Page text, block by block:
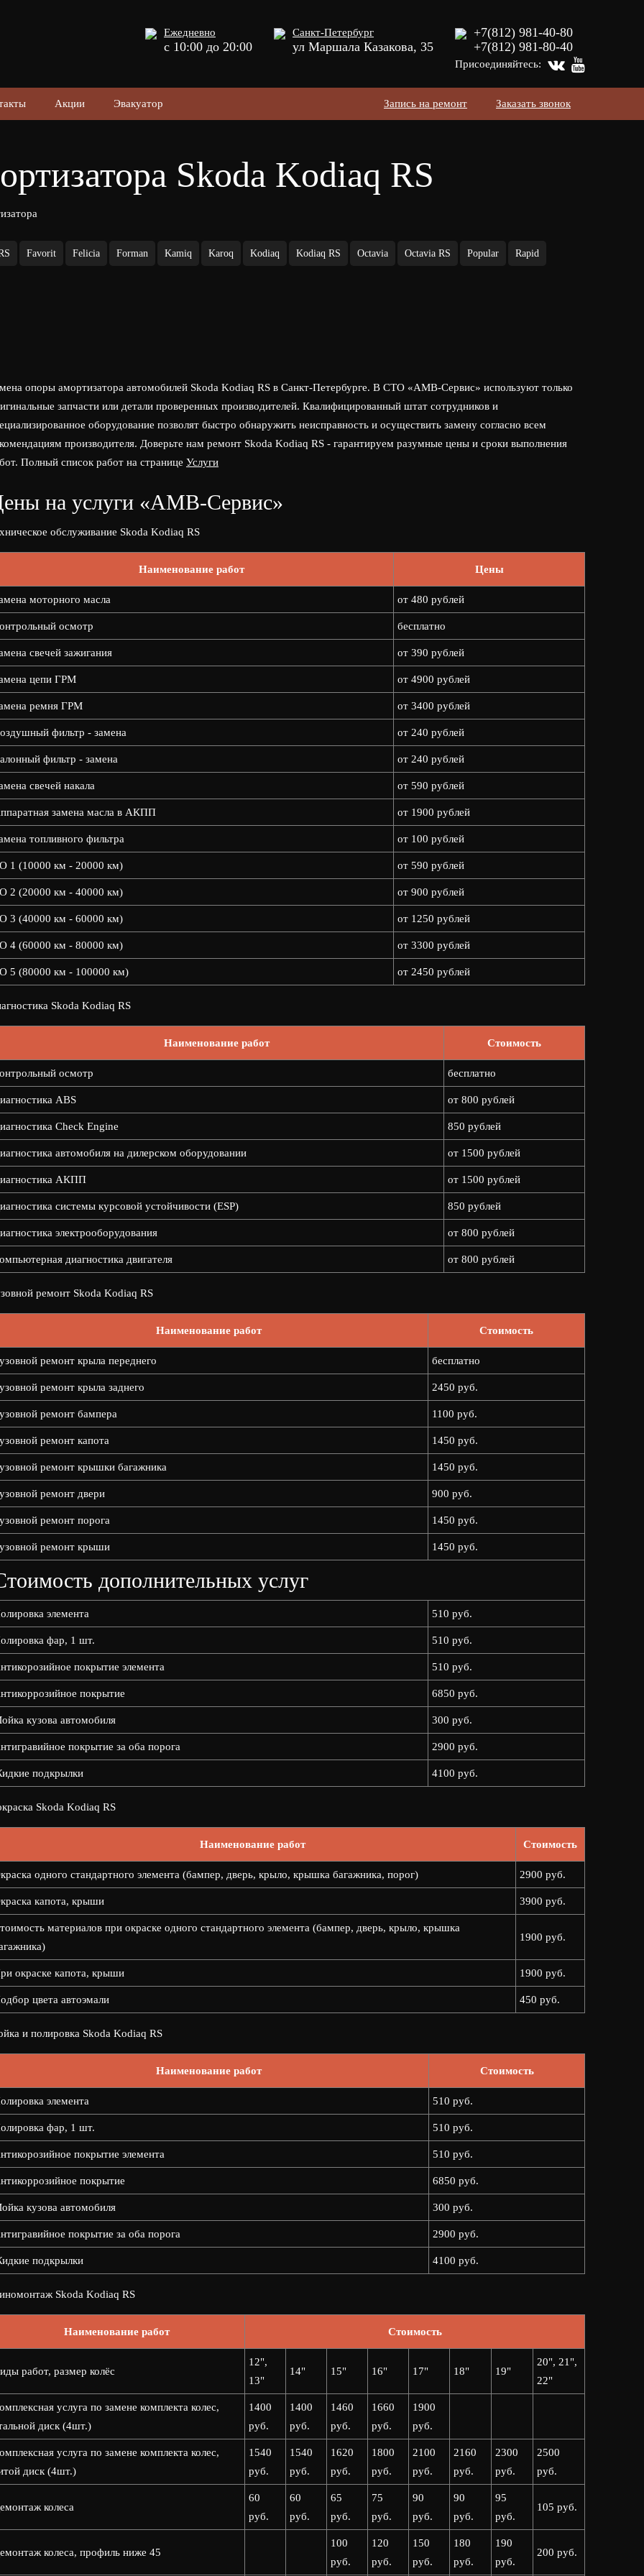
Ежедневно
с 10:00 до 20:00
Санкт-Петербург
ул Маршала Казакова, 35
+7(812) 981-40-80
+7(812) 981-80-40
Присоединяйтесь:
Акции Эвакуатор Заказать звонок
Запись на ремонт
Skoda Kodiaq RS
Favorit Felicia Forman Kamiq Karoq Kodiaq Kodiaq RS Octavia Octavia RS Popular Rapid
опоры амортизатора автомобилей Skoda Kodiaq RS в Санкт-Петербурге. В СТО «АМВ-Сервис» используют только
запчасти или детали проверенных производителей. Квалифицированный штат сотрудников и
оборудование позволят быстро обнаружить неисправность и осуществить замену согласно всем
производителя. Доверьте нам ремонт Skoda Kodiaq RS - гарантируем разумные цены и сроки выполнения
Полный список работ на странице Услуги
на услуги «АМВ-Сервис»
обслуживание Skoda Kodiaq RS
Наименование работ Цены
моторного масла от 480 рублей
осмотр бесплатно
свечей зажигания от 390 рублей
цепи ГРМ от 4900 рублей
ремня ГРМ от 3400 рублей
фильтр - замена от 240 рублей
фильтр - замена от 240 рублей
свечей накала от 590 рублей
замена масла в АКПП от 1900 рублей
топливного фильтра от 100 рублей
1 (10000 км - 20000 км) от 590 рублей
2 (20000 км - 40000 км) от 900 рублей
3 (40000 км - 60000 км) от 1250 рублей
4 (60000 км - 80000 км) от 3300 рублей
5 (80000 км - 100000 км) от 2450 рублей
Skoda Kodiaq RS
Наименование работ Стоимость
осмотр бесплатно
ABS от 800 рублей
Check Engine 850 рублей
автомобиля на дилерском оборудовании от 1500 рублей
АКПП от 1500 рублей
системы курсовой устойчивости (ESP) 850 рублей
электрооборудования от 800 рублей
диагностика двигателя от 800 рублей
ремонт Skoda Kodiaq RS
Наименование работ Стоимость
ремонт крыла переднего бесплатно
ремонт крыла заднего 2450 руб.
ремонт бампера 1100 руб.
ремонт капота 1450 руб.
ремонт крышки багажника 1450 руб.
ремонт двери 900 руб.
ремонт порога 1450 руб.
ремонт крыши 1450 руб.
дополнительных услуг
элемента 510 руб.
фар, 1 шт. 510 руб.
покрытие элемента 510 руб.
покрытие 6850 руб.
кузова автомобиля 300 руб.
покрытие за оба порога 2900 руб.
подкрылки 4100 руб.
Skoda Kodiaq RS
Наименование работ Стоимость
одного стандартного элемента (бампер, дверь, крыло, крышка багажника, порог) 2900 руб.
капота, крыши 3900 руб.
материалов при окраске одного стандартного элемента (бампер, дверь, крыло, крышка
1900 руб.
окраске капота, крыши 1900 руб.
цвета автоэмали 450 руб.
и полировка Skoda Kodiaq RS
Наименование работ Стоимость
элемента 510 руб.
фар, 1 шт. 510 руб.
покрытие элемента 510 руб.
покрытие 6850 руб.
кузова автомобиля 300 руб.
покрытие за оба порога 2900 руб.
подкрылки 4100 руб.
Skoda Kodiaq RS
Наименование работ Стоимость
работ, размер колёс
12",
13"
14" 15" 16" 17" 18" 19"
20", 21",
22"
услуга по замене комплекта колес,
диск (4шт.)
1400
руб.
1400
руб.
1460
руб.
1660
руб.
1900
руб.
услуга по замене комплекта колес,
диск (4шт.)
1540
руб.
1540
руб.
1620
руб.
1800
руб.
2100
руб.
2160
руб.
2300
руб.
2500
руб.
колеса
60
руб.
60
руб.
65
руб.
75
руб.
90
руб.
90
руб.
95
руб.
105 руб.
колеса, профиль ниже 45
100
руб.
120
руб.
150
руб.
180
руб.
190
руб.
200 руб.